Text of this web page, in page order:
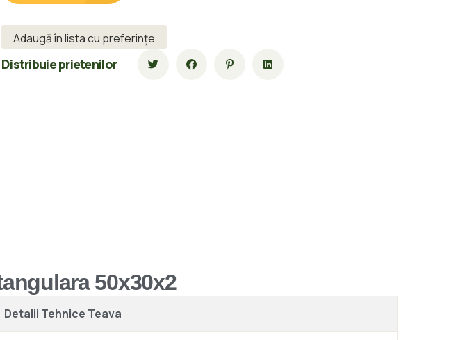
Adaugă în lista cu preferințe
Distribuie prietenilor
50x30x2
Detalii Tehnice Teava